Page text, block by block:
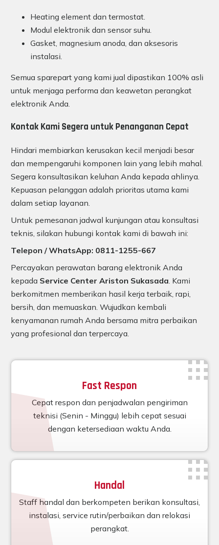
Heating element dan termostat.
Modul elektronik dan sensor suhu.
Gasket, magnesium anoda, dan aksesoris
instalasi.
Semua sparepart yang kami jual dipastikan 100% asli
untuk menjaga performa dan keawetan perangkat
elektronik Anda.
Kontak Kami Segera untuk Penanganan Cepat
Hindari membiarkan kerusakan kecil menjadi besar
dan mempengaruhi komponen lain yang lebih mahal.
Segera konsultasikan keluhan Anda kepada ahlinya.
Kepuasan pelanggan adalah prioritas utama kami
dalam setiap layanan.
Untuk pemesanan jadwal kunjungan atau konsultasi
teknis, silakan hubungi kontak kami di bawah ini:
Telepon / WhatsApp: 0811-1255-667
Percayakan perawatan barang elektronik Anda
kepada Service Center Ariston Sukasada. Kami
berkomitmen memberikan hasil kerja terbaik, rapi,
bersih, dan memuaskan. Wujudkan kembali
kenyamanan rumah Anda bersama mitra perbaikan
yang profesional dan terpercaya.
Fast Respon
Cepat respon dan penjadwalan pengiriman
teknisi (Senin - Minggu) lebih cepat sesuai
dengan ketersediaan waktu Anda.
Handal
Staff handal dan berkompeten berikan konsultasi,
instalasi, service rutin/perbaikan dan relokasi
perangkat.